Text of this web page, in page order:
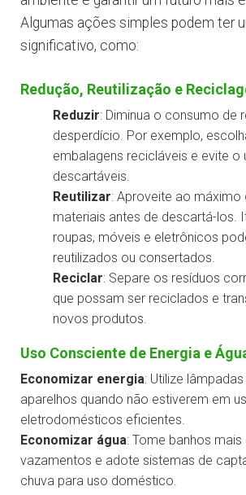
Algumas ações simples podem ter
significativo, como:
Redução, Reutilização e
Reduzir: Diminua o consumo de
desperdício. Por exemplo,
embalagens recicláveis e evite o
descartáveis.
Reutilizar: Aproveite ao máximo
materiais antes de descartá-los.
roupas, móveis e eletrônicos
reutilizados ou consertados.
Reciclar: Separe os resíduos
que possam ser reciclados e
novos produtos.
Uso Consciente de Energia e
Economizar energia: Utilize
aparelhos quando não estiverem em
eletrodomésticos eficientes.
Economizar água: Tome banhos
vazamentos e adote sistemas de
chuva para uso doméstico.